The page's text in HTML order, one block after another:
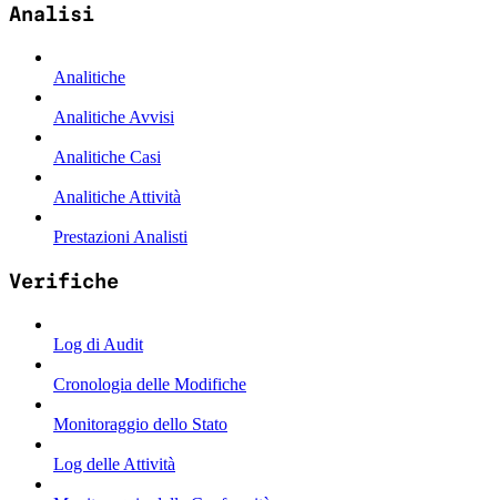
Analisi
Analitiche
Analitiche Avvisi
Analitiche Casi
Analitiche Attività
Prestazioni Analisti
Verifiche
Log di Audit
Cronologia delle Modifiche
Monitoraggio dello Stato
Log delle Attività